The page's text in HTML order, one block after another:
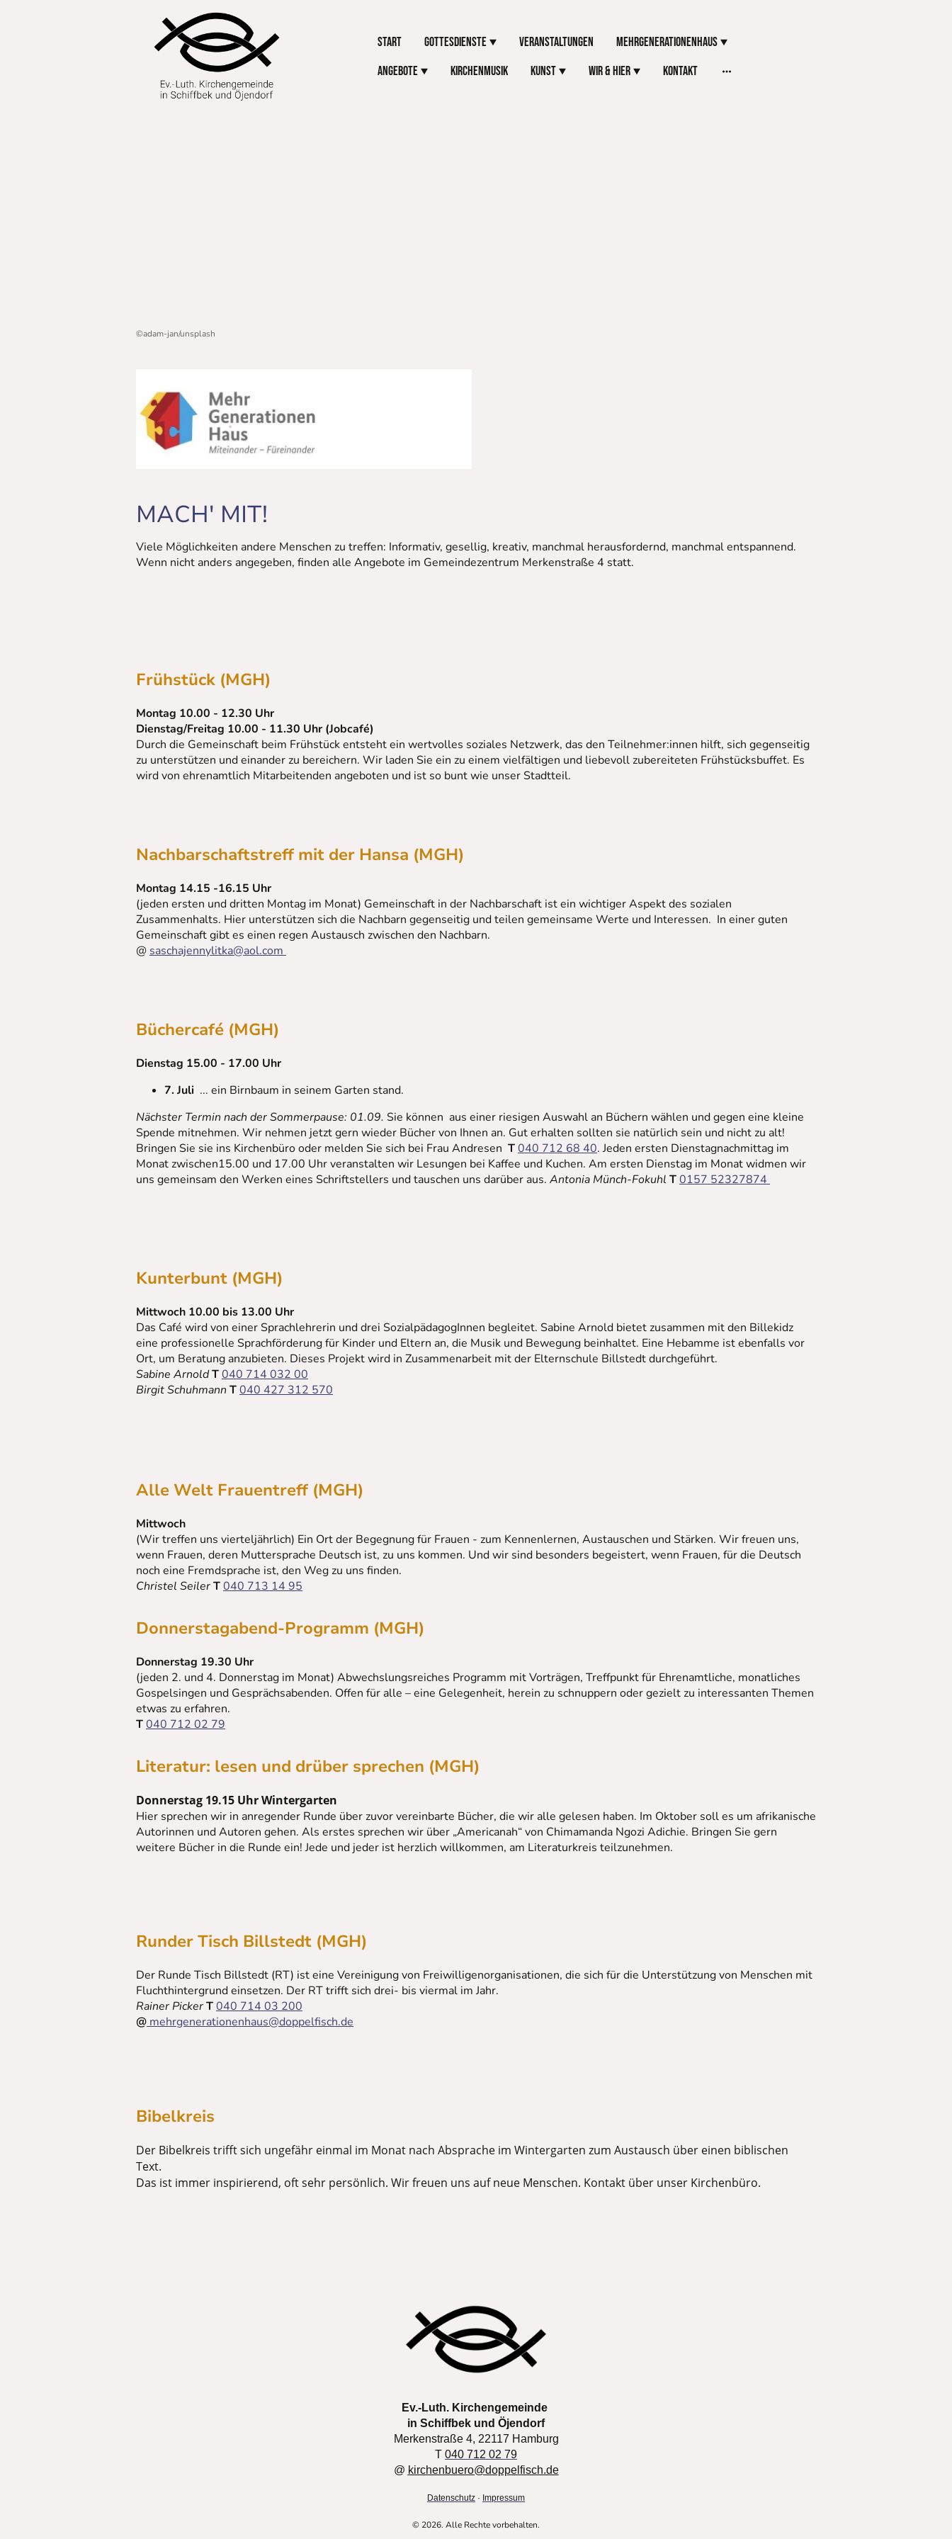
Start Gottesdienste Veranstaltungen
Mehrgenerationenhaus
Angebote
Kirchenmusik Kunst Wir & Hier Kontakt
©adam-jan/unsplash
MACH' MIT!
Viele Möglichkeiten andere Menschen zu treffen: Informativ, gesellig, kreativ, manchmal herausfordernd, manchmal entspannend.
Wenn nicht anders angegeben, finden alle Angebote im Gemeindezentrum Merkenstraße 4 statt.
Frühstück (MGH)
Montag 10.00 - 12.30 Uhr
Dienstag/Freitag 10.00 - 11.30 Uhr (Jobcafé)
Durch die Gemeinschaft beim Frühstück entsteht ein wertvolles soziales Netzwerk, das den Teilnehmer:innen hilft, sich gegenseitig
zu unterstützen und einander zu bereichern. Wir laden Sie ein zu einem vielfältigen und liebevoll zubereiteten Frühstücksbuffet. Es
wird von ehrenamtlich Mitarbeitenden angeboten und ist so bunt wie unser Stadtteil.
Nachbarschaftstreff mit der Hansa (MGH)
Montag 14.15 -16.15 Uhr
(jeden ersten und dritten Montag im Monat) Gemeinschaft in der Nachbarschaft ist ein wichtiger Aspekt des sozialen
Zusammenhalts. Hier unterstützen sich die Nachbarn gegenseitig und teilen gemeinsame Werte und Interessen. In einer guten
Gemeinschaft gibt es einen regen Austausch zwischen den Nachbarn.
@ saschajennylitka@aol.com
Dienstag 15.00 - 17.00 Uhr
7. Juli ... ein Birnbaum in seinem Garten stand.
Nächster Termin nach der Sommerpause: 01.09. Sie können aus einer riesigen Auswahl an Büchern wählen und gegen eine kleine
Spende mitnehmen. Wir nehmen jetzt gern wieder Bücher von Ihnen an. Gut erhalten sollten sie natürlich sein und nicht zu alt!
Bringen Sie sie ins Kirchenbüro oder melden Sie sich bei Frau Andresen T040 712 68 40. Jeden ersten Dienstagnachmittag im
Monat zwischen15.00 und 17.00 Uhr veranstalten wir Lesungen bei Kaffee und Kuchen. Am ersten Dienstag im Monat widmen wir
uns gemeinsam den Werken eines Schriftstellers und tauschen uns darüber aus. Antonia Münch-Fokuhl T0157 52327874
Büchercafé (MGH)
Kunterbunt (MGH)
Mittwoch 10.00 bis 13.00 Uhr
Das Café wird von einer Sprachlehrerin und drei SozialpädagogInnen begleitet. Sabine Arnold bietet zusammen mit den Billekidz
eine professionelle Sprachförderung für Kinder und Eltern an, die Musik und Bewegung beinhaltet. Eine Hebamme ist ebenfalls vor
Ort, um Beratung anzubieten. Dieses Projekt wird in Zusammenarbeit mit der Elternschule Billstedt durchgeführt.
Sabine ArnoldT040 714 032 00
Birgit Schuhmann T040 427 312 570
Alle Welt Frauentreff (MGH)
Mittwoch
(Wir treffen uns vierteljährlich) Ein Ort der Begegnung für Frauen - zum Kennenlernen, Austauschen und Stärken. Wir freuen uns,
wenn Frauen, deren Muttersprache Deutsch ist, zu uns kommen. Und wir sind besonders begeistert, wenn Frauen, für die Deutsch
noch eine Fremdsprache ist, den Weg zu uns finden.
Christel SeilerT040 713 14 95
Donnerstagabend-Programm (MGH)
Donnerstag 19.30 Uhr
(jeden 2. und 4. Donnerstag im Monat) Abwechslungsreiches Programm mit Vorträgen, Treffpunkt für Ehrenamtliche, monatliches
Gospelsingen und Gesprächsabenden. Offen für alle – eine Gelegenheit, herein zu schnuppern oder gezielt zu interessanten Themen
etwas zu erfahren.
T040 712 02 79
Literatur: lesen und drüber sprechen (MGH)
Donnerstag 19.15 Uhr Wintergarten
Hier sprechen wir in anregender Runde über zuvor vereinbarte Bücher, die wir alle gelesen haben. Im Oktober soll es um afrikanische
Autorinnen und Autoren gehen. Als erstes sprechen wir über „Americanah“ von Chimamanda Ngozi Adichie. Bringen Sie gern
weitere Bücher in die Runde ein! Jede und jeder ist herzlich willkommen, am Literaturkreis teilzunehmen.
Runder Tisch Billstedt (MGH)
Der Runde Tisch Billstedt (RT) ist eine Vereinigung von Freiwilligenorganisationen, die sich für die Unterstützung von Menschen mit
Fluchthintergrund einsetzen. Der RT trifft sich drei- bis viermal im Jahr.
Rainer PickerT040 714 03 200
@ mehrgenerationenhaus@doppelfisch.de
Bibelkreis
Der Bibelkreis trifft sich ungefähr einmal im Monat nach Absprache im Wintergarten zum Austausch über einen biblischen
Text.
Das ist immer inspirierend, oft sehr persönlich. Wir freuen uns auf neue Menschen. Kontakt über unser Kirchenbüro.
Ev.-Luth. Kirchengemeinde
in Schiffbek und Öjendorf
Merkenstraße 4, 22117 Hamburg
T 040 712 02 79
@ kirchenbuero@doppelfisch.de
Datenschutz · Impressum
© 2026. Alle Rechte vorbehalten.